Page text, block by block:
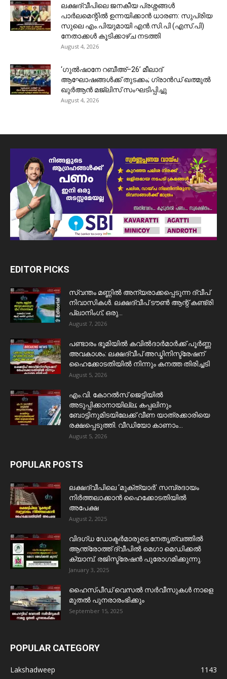
ലക്ഷദ്വീപിലെ ജനകീയ പ്രശ്നങ്ങൾ
പാർലമെന്റിൽ ഉന്നയിക്കാൻ ധാരണ: സുപ്രിയ
സുലെ എം.പിയുമായി എൻ.സി.പി (എസ്.പി)
നേതാക്കൾ കൂടിക്കാഴ്ച നടത്തി
August 4, 2026
‘ഗുൽഷാനേ റബീഅ്–26’ മീലാദ്
ആഘോഷങ്ങൾക്ക് തുടക്കം; ഗ്രാൻഡ് ഖത്മുൽ
ഖുർആൻ മജ്‌ലിസ് സംഘടിപ്പിച്ചു
August 4, 2026
EDITOR PICKS
സ്വന്തം മണ്ണിൽ അന്യരാക്കപ്പെടുന്ന ദ്വീപ്
നിവാസികൾ. ലക്ഷദ്വീപ് ടൗൺ ആന്റ് കണ്ട്രി
പ്ലാനിംഗ്; ഒരു...
August 7, 2026
പണ്ടാരം ഭൂമിയിൽ കവിൽദാർമാർക്ക് പൂർണ്ണ
അവകാശം: ലക്ഷദ്വീപ് അഡ്മിനിസ്ട്രേഷന്
ഹൈക്കോടതിയിൽ നിന്നും കനത്ത തിരിച്ചടി
August 5, 2026
​എം.വി. കോറൽസ് ജെട്ടിയിൽ
അടുപ്പിക്കാനായില്ല; കപ്പലിനും
ബോട്ടിനുമിടയിലേക്ക് വീണ യാത്രക്കാരിയെ
രക്ഷപ്പെടുത്തി. വീഡിയോ കാണാം...
August 5, 2026
POPULAR POSTS
ലക്ഷദ്വീപിലെ ‘മുക്ത്യാർ’ സമ്പ്രദായം
നിർത്തലാക്കാൻ ഹൈക്കോടതിയിൽ
അപേക്ഷ
August 2, 2025
വിദഗ്ധ ഡോക്ടർമാരുടെ നേതൃത്വത്തിൽ
ആന്ത്രോത്ത് ദ്വീപിൽ മെഗാ മെഡിക്കൽ
ക്യാമ്പ്. രജിസ്ട്രേഷൻ പുരോഗമിക്കുന്നു.
January 3, 2025
ഹൈസ്പീഡ് വെസൽ സർവീസുകൾ നാളെ
മുതൽ പുനരാരംഭിക്കും
September 15, 2025
POPULAR CATEGORY
Lakshadweep
1143